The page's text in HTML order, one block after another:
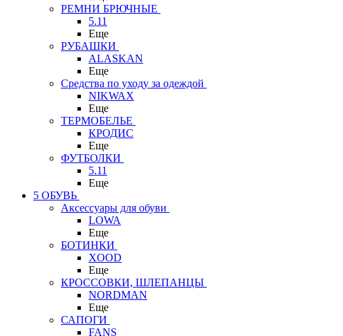
РЕМНИ БРЮЧНЫЕ
5.11
Еще
РУБАШКИ
ALASKAN
Еще
Средства по уходу за одеждой
NIKWAX
Еще
ТЕРМОБЕЛЬЕ
КРОДИС
Еще
ФУТБОЛКИ
5.11
Еще
5 ОБУВЬ
Аксессуары для обуви
LOWA
Еще
БОТИНКИ
XOOD
Еще
КРОССОВКИ, ШЛЕПАНЦЫ
NORDMAN
Еще
САПОГИ
FANS